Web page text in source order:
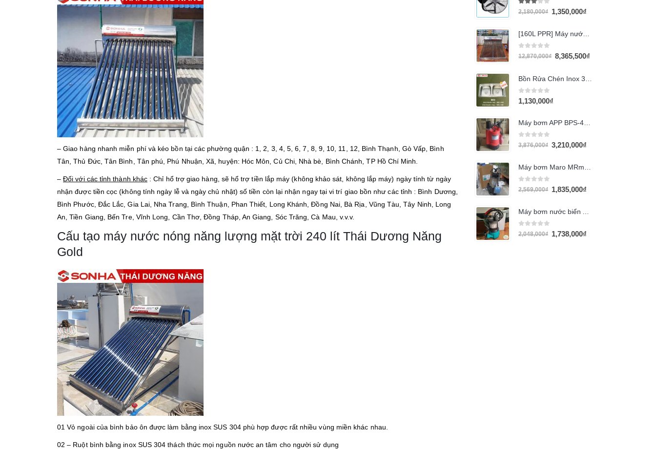
– Giao hàng nhanh miễn phí và kéo bồn tại các phường quận : 1, 2, 3, 4, 5, 6, 7, 8, 9, 10, 11, 12, Bình Thạnh, Gò Vấp, Bình
Tân, Thủ Đức, Tân Bình, Tân phú, Phú Nhuận, Xã, huyện: Hóc Môn, Củ Chi, Nhà bè, Bình Chánh, TP Hồ Chí Minh.
–Đối với các tỉnh thành khác : Chỉ hổ trợ giao hàng, sẽ hổ trợ tiền lắp máy (không khảo sát, không lắp máy) ngày tính từ ngày
nhận được tiền cọc (không tính ngày lễ và ngày chủ nhật) số tiền còn lại nhận ngay tại vi trí giao bồn như các tỉnh : Bình Dương,
Bình Phước, Đắc Lắc, Gia Lai, Nha Trang, Bình Thuận, Phan Thiết, Long Khánh, Đồng Nai, Bà Rịa, Vũng Tàu, Tây Ninh, Long
An, Tiền Giang, Bến Tre, Vĩnh Long, Cần Thơ, Đồng Tháp, An Giang, Sóc Trăng, Cà Mau, v.v.v.
Cấu tạo máy nước nóng năng lượng mặt trời 240 lít Thái Dương Năng
Gold
01 Vỏ ngoài của bình bảo ôn được làm bằng inox SUS 304 phù hợp được rất nhiều vùng miền khác nhau.
02 – Ruột bình bằng inox SUS 304 thách thức mọi nguồn nước an tâm cho người sử dụng
3.00out of 5
2,180,000₫ 1,350,000₫
0out of 5
12,870,000₫ 8,365,500₫
0 out of 5
1,130,000₫
0 out of 5
3,876,000₫ 3,210,000₫
0 out of 5
2,569,000₫ 1,835,000₫
0 out of 5
2,048,000₫ 1,738,000₫